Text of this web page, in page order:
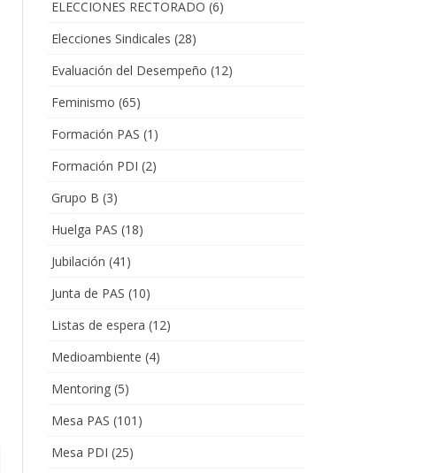
ELECCIONES RECTORADO (6)
Elecciones Sindicales (28)
Evaluación del Desempeño (12)
Feminismo (65)
Formación PAS (1)
Formación PDI (2)
Grupo B (3)
Huelga PAS (18)
Jubilación (41)
Junta de PAS (10)
Listas de espera (12)
Medioambiente (4)
Mentoring(5)
Mesa PAS (101)
Mesa PDI (25)